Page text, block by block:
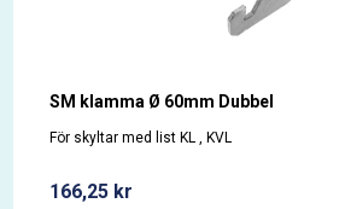
SM klamma Ø 60mm Dubbel
För skyltar med list KL , KVL
166,25 kr